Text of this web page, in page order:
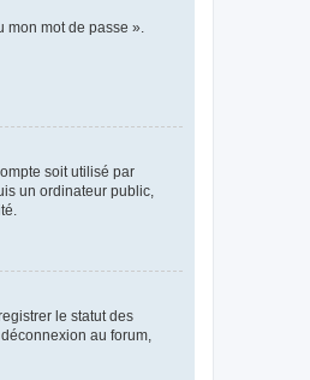
mot de passe ».
soit utilisé par
un ordinateur public,
le statut des
au forum,